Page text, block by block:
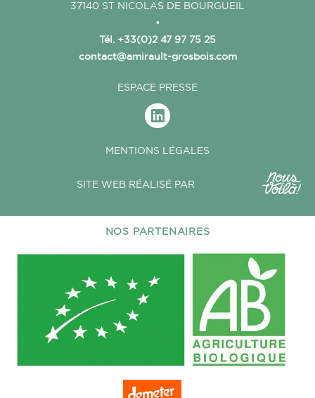
37140 ST NICOLAS DE BOURGUEIL
•
Tél. +33(0)2 47 97 75 25
contact@amirault-grosbois.com
ESPACE PRESSE
MENTIONS LÉGALES
SITE WEB RÉALISÉ PAR
NOS PARTENAIRES